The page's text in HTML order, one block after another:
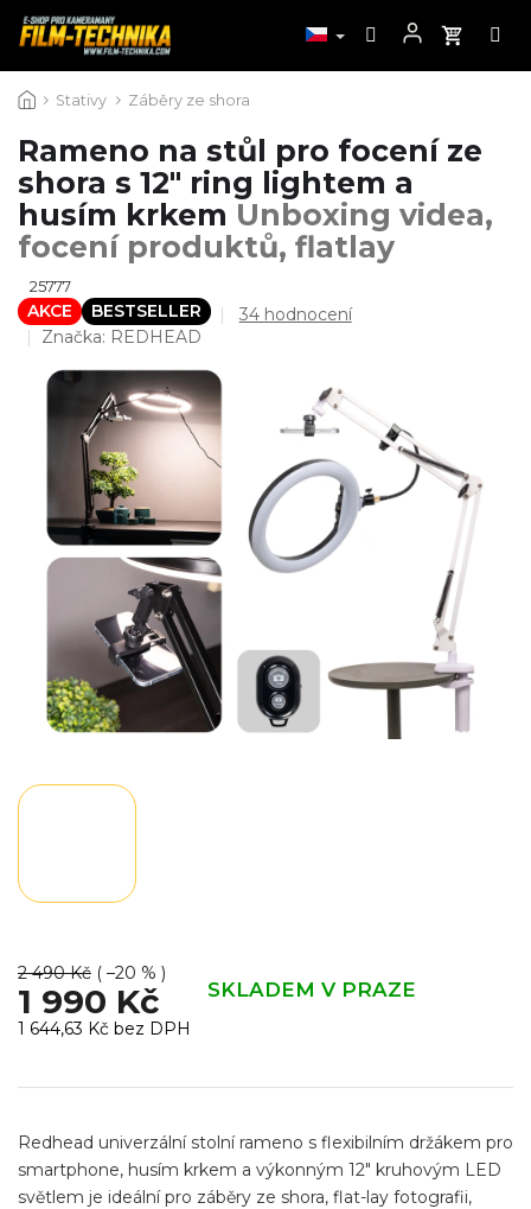
na
Stativy Záběry ze shora
Rameno na stůl pro focení ze
shora s 12" ring lightem a
husím krkem Unboxing videa,
focení produktů, flatlay
25777
AKCE BESTSELLER
Průměrné
hvězdiček.
34 hodnocení
Značka: REDHEAD
2 490 Kč ( –20 % )
1 990 Kč SKLADEM V PRAZE
1 644,63 Kč bez DPH
cena:
Redhead univerzální stolní rameno s flexibilním držákem pro
smartphone, husím krkem a výkonným 12" kruhovým LED
světlem je ideální pro záběry ze shora, flat-lay fotografii,